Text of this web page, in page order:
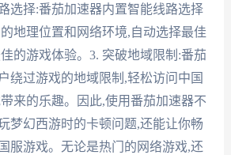
选择:番茄加速器内置智能线路选择
地理位置和网络环境,自动选择最佳
的游戏体验。3. 突破地域限制:番茄
绕过游戏的地域限制,轻松访问中国
来的乐趣。因此,使用番茄加速器不
梦幻西游时的卡顿问题,还能让你畅
服游戏。无论是热门的网络游戏,还